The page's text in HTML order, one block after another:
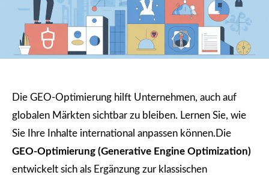
Die GEO-Optimierung hilft Unternehmen, auch auf
globalen Märkten sichtbar zu bleiben. Lernen Sie, wie
Sie Ihre Inhalte international anpassen können.Die
GEO-Optimierung (Generative Engine Optimization)
entwickelt sich als Ergänzung zur klassischen